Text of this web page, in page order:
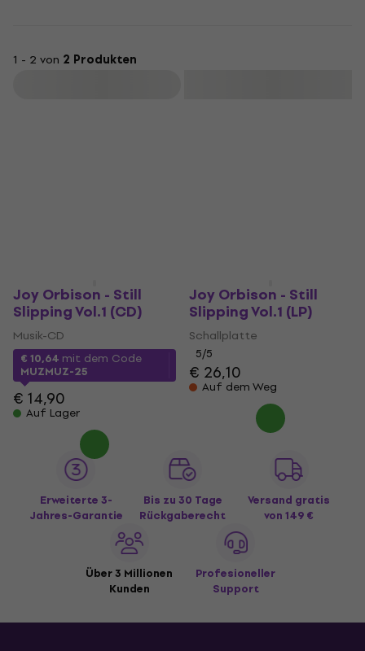
1 - 2 von 2 Produkten
Joy Orbison - Still
Slipping Vol.1 (CD)
Musik-CD
€ 10,64 mit dem Code
MUZMUZ-25
€ 14,90
Auf Lager
Joy Orbison - Still
Slipping Vol.1 (LP)
Schallplatte
5/5
€ 26,10
Auf dem Weg
Erweiterte 3-
Jahres-Garantie
Bis zu 30 Tage
Rückgaberecht
Versand gratis
von 149 €
Über 3 Millionen
Kunden
Profesioneller
Support